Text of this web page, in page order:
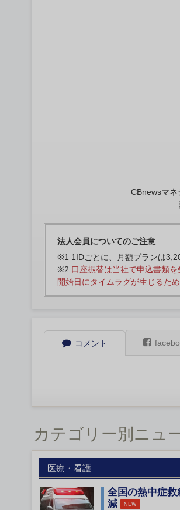
CBnewsマネ
法人会員についてのご注意
※1 1IDごとに、月額プランは
※2 口座振替は当社で申込書類
開始日にタイムラグが生じるた
コメント
カテゴリー別ニュ
医療・看護
全国の熱中症
減
NEW